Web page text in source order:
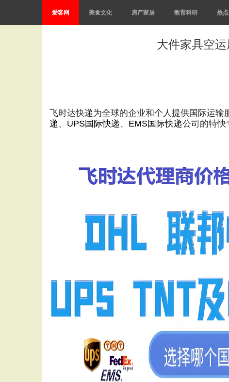
爱客网 美食文化 房产家居 教育科研 热
大件家具空
飞时达快递为全球的企业和个人提供国际运输
递 、 UPS国际快递 、 EMS国际快递公司的特快